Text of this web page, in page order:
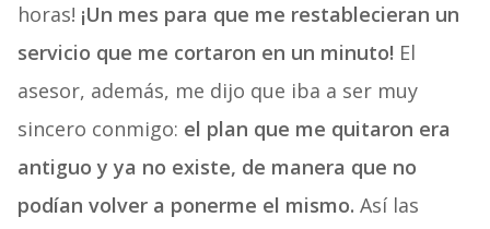
horas! ¡Un mes para que me restablecieran un
servicio que me cortaron en un minuto! El
asesor, además, me dijo que iba a ser muy
sincero conmigo: el plan que me quitaron era
antiguo y ya no existe, de manera que no
podían volver a ponerme el mismo. Así las